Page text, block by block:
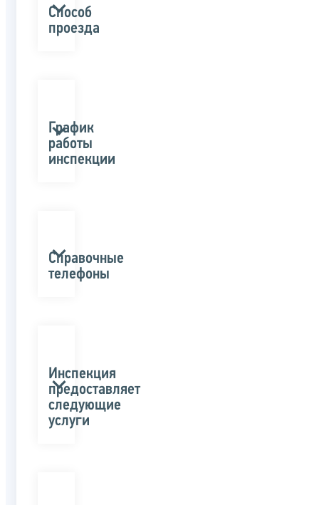
Способ
проезда
График
работы
инспекции
Справочные
телефоны
Инспекция
предоставляет
следующие
услуги